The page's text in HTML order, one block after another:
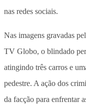
nas redes sociais.
Nas imagens gravadas
TV Globo, o blindado
atingindo três carros e
pedestre. A ação dos
da facção para enfrentar